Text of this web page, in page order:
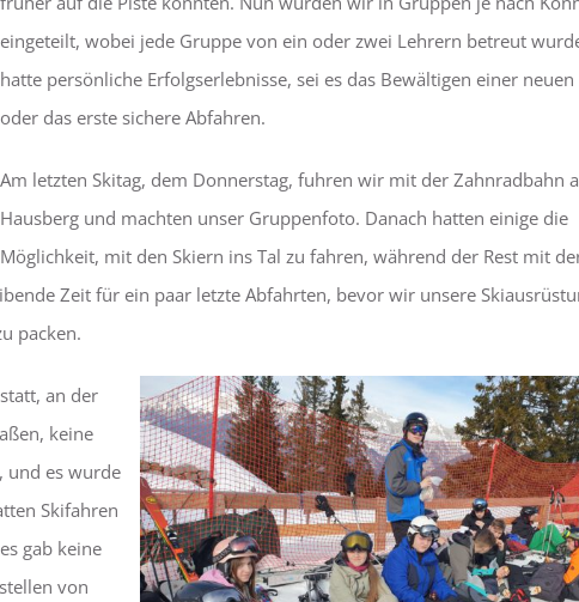
eingeteilt, wobei jede Gruppe von ein oder zwei Lehrern betreut
hatte persönliche Erfolgserlebnisse, sei es das Bewältigen einer neuen
oder das erste sichere Abfahren.
Am letzten Skitag, dem Donnerstag, fuhren wir mit der Zahnradbahn
Hausberg und machten unser Gruppenfoto. Danach hatten einige die
Möglichkeit, mit den Skiern ins Tal zu fahren, während der Rest mit
Zeit für ein paar letzte Abfahrten, bevor wir unsere
packen.
an der
keine
und es wurde
Skifahren
gab keine
von